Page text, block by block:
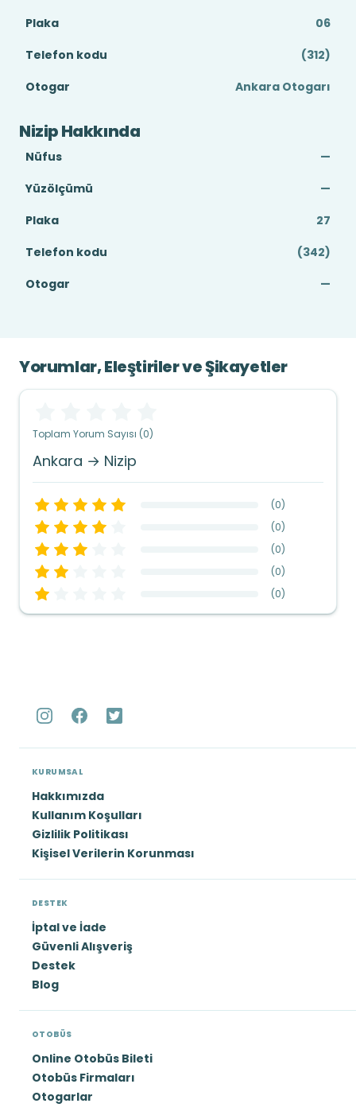
Plaka
06
Telefon kodu
(312)
Otogar
Ankara Otogarı
Nizip Hakkında
Nüfus
—
Yüzölçümü
—
Plaka
27
Telefon kodu
(342)
Otogar
—
Yorumlar, Eleştiriler ve Şikayetler
Toplam Yorum Sayısı (0)
Ankara → Nizip
(0)
(0)
(0)
(0)
(0)
KURUMSAL
Hakkımızda
Kullanım Koşulları
Gizlilik Politikası
Kişisel Verilerin Korunması
DESTEK
İptal ve İade
Güvenli Alışveriş
Destek
Blog
OTOBÜS
Online Otobüs Bileti
Otobüs Firmaları
Otogarlar